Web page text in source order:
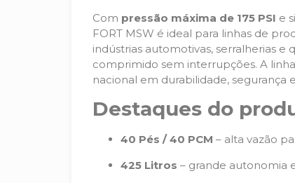
Com pressão máxima de 175 PSI e
FORT MSW é ideal para linhas de
indústrias automotivas, serralherias
comprimido sem interrupções. A linha
nacional em durabilidade, segurança
Destaques do
40 Pés / 40 PCM – alta vazão
425 Litros – grande autonomia